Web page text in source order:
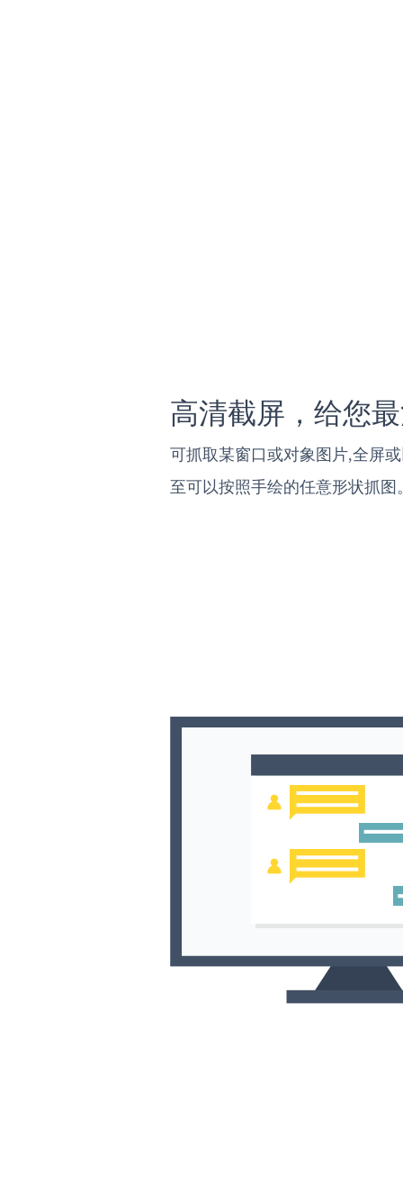
高清截屏，给您
可抓取某窗口或对象图片,全屏
至可以按照手绘的任意形状抓图